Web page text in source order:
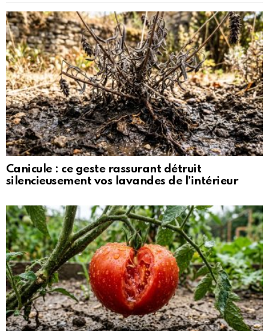
Canicule : ce geste rassurant détruit
silencieusement vos lavandes de l’intérieur